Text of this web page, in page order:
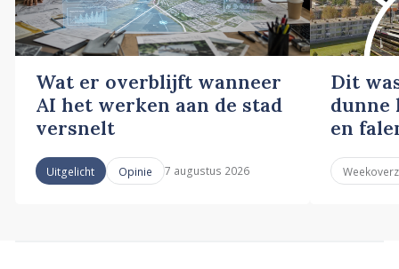
Wat er overblijft wanneer
AI het werken aan de stad
versnelt
Uitgelicht Opinie 7 augustus 2026
Dit
dunne
en